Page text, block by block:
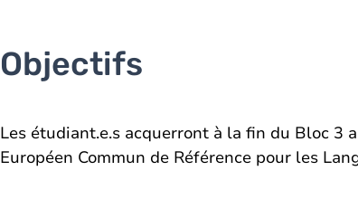
Objectifs
Les étudiant.e.s acquerront à la fin du Bloc 3
Européen Commun de Référence pour les